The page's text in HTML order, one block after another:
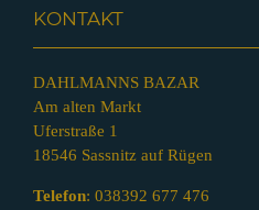
KONTAKT
DAHLMANNS BAZAR
Am alten Markt
Uferstraße 1
18546 Sassnitz auf Rügen
Telefon: 038392 677 476